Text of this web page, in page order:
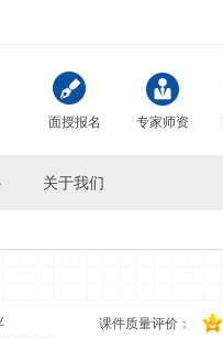
面授报名 专家师资
关于我们
课件质量评价：